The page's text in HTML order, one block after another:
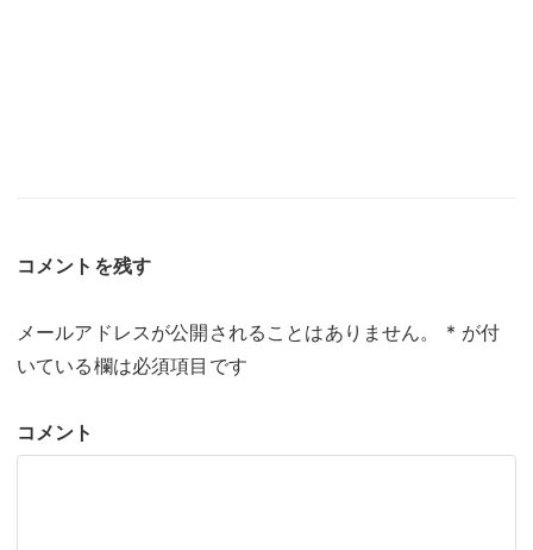
コメントを残す
メールアドレスが公開されることはありません。 * が付
いている欄は必須項目です
コメント